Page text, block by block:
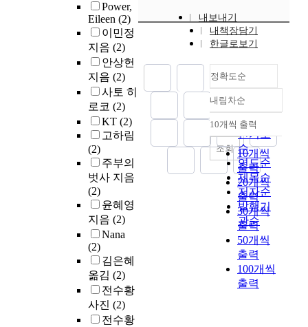
Power,
Eileen (2)
이민정
지음 (2)
안상헌
지음 (2)
사토 히
로코 (2)
KT (2)
고하림
(2)
주부의
벗사 지음
(2)
윤혜영
지음 (2)
Nana
(2)
김은혜
옮김 (2)
전수황
사진 (2)
전수황
내보내기
내책장담기
한글로보기
정확도순
정확도
순
인기도
순
연도순
제목순
저자순
발행기
관순
내림차순
내림차순
10개씩 출력
10개씩
출력
20개씩
출력
30개씩
출력
50개씩
출력
100개씩
출력
조회